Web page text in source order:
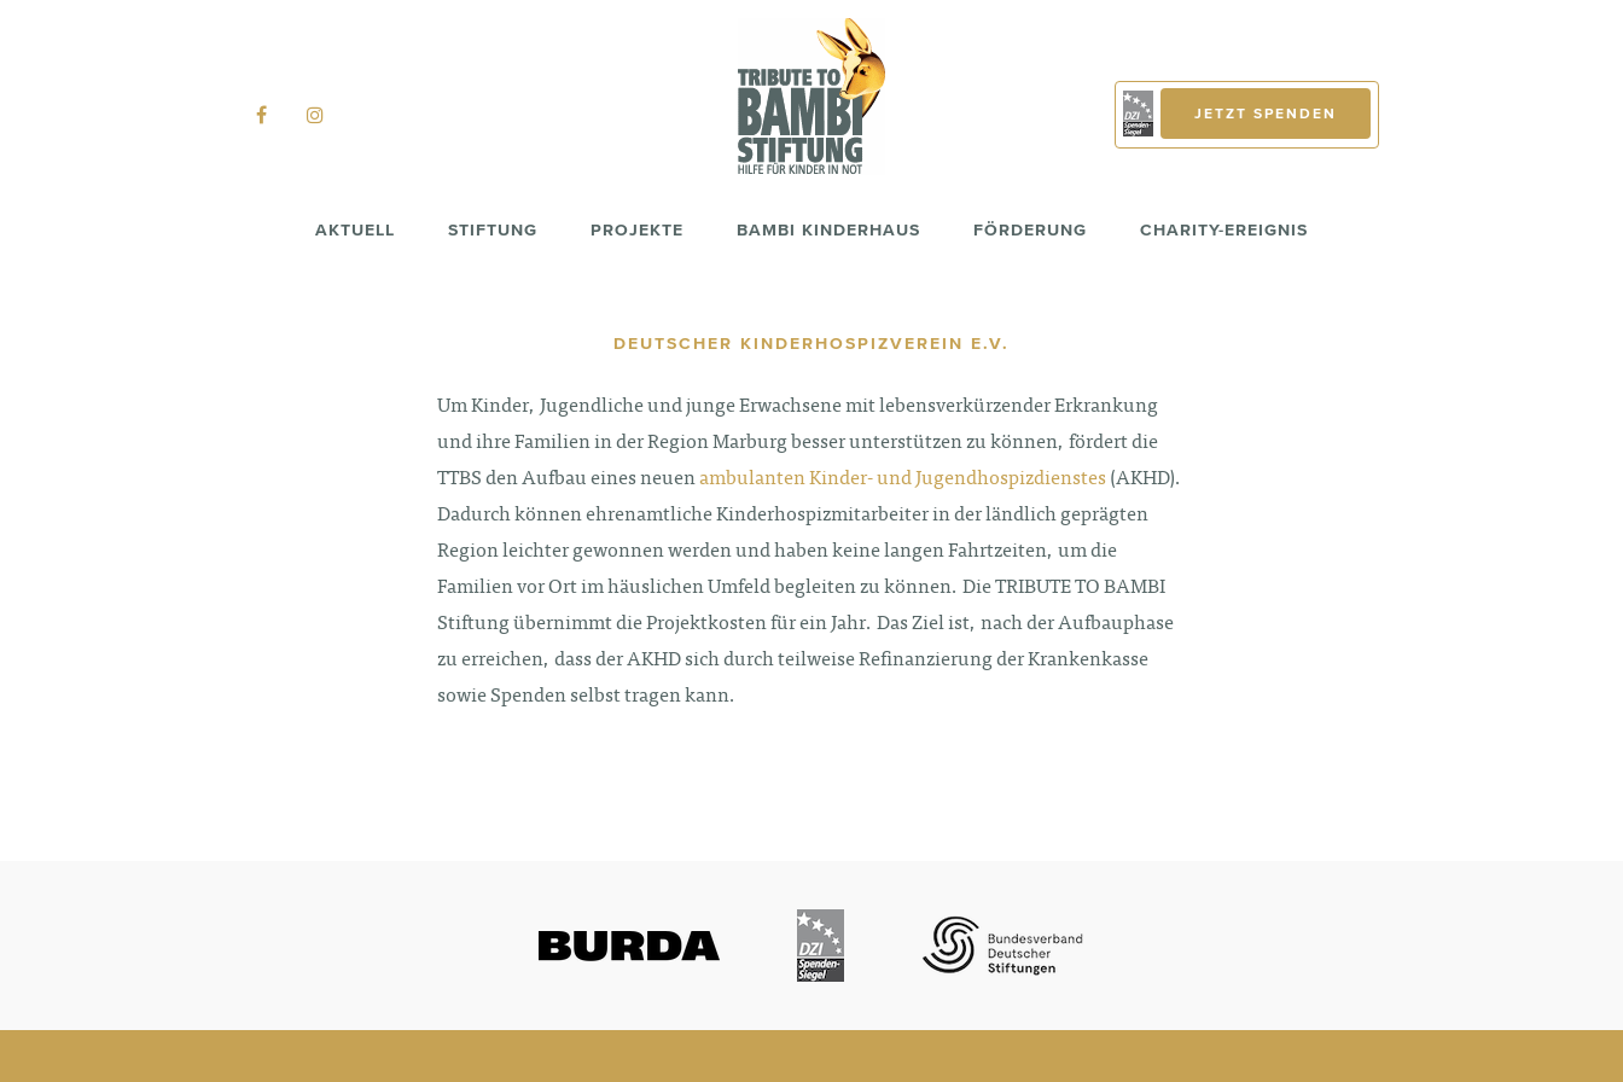
JETZT SPENDEN
MainAKTUELL STIFTUNG PROJEKTE BAMBI KINDERHAUS FÖRDERUNG CHARITY-EREIGNIS
DEUTSCHER KINDERHOSPIZVEREIN E.V.
Um Kinder, Jugendliche und junge Erwachsene mit lebensverkürzender Erkrankung
und ihre Familien in der Region Marburg besser unterstützen zu können, fördert die
TTBS den Aufbau eines neuenambulanten Kinder- und Jugendhospizdienstes(AKHD).
Dadurch können ehrenamtliche Kinderhospizmitarbeiter in der ländlich geprägten
Region leichter gewonnen werden und haben keine langen Fahrtzeiten, um die
Familien vor Ort im häuslichen Umfeld begleiten zu können. Die TRIBUTE TO BAMBI
Stiftung übernimmt die Projektkosten für ein Jahr. Das Ziel ist, nach der Aufbauphase
zu erreichen, dass der AKHD sich durch teilweise Refinanzierung der Krankenkasse
sowie Spenden selbst tragen kann.